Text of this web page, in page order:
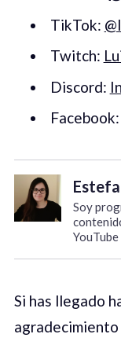
TikTok:
Twitch:
Discord:
Facebook:
Soy
Si has llegado
agradecimiento